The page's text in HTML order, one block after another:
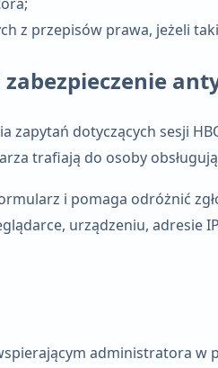
z przepisów prawa, jeżeli
zapytań dotyczących sesji
trafiają do osoby
i pomaga odróżnić
urządzeniu, adresie
administratora w